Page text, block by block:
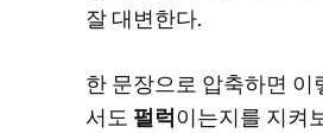
잘 대변한다.
한 문장으로 압축하면 이
서도 펄럭이는지를 지켜